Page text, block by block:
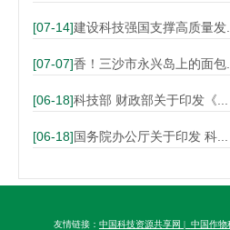
[07-14]建设科技强国支撑高质量发...
[07-07]香！三沙市永兴岛上的面包...
[06-18]科技部 财政部关于印发《...
[06-18]国务院办公厅关于印发 科...
友情链接： 中国科技资源共享网 | 中国作物